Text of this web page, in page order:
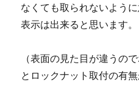
なくても取られないよう
表示は出来ると思います。
（表面の見た目が違うの
とロックナット取付の有